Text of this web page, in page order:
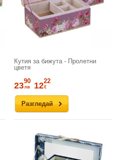
Кутия за бижута - Пролетни
цветя
Разгледай
2390
лв 1222
€